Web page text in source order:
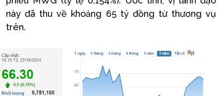
này đã thu về khoảng 65 tỷ đồng từ thương vụ
trên.